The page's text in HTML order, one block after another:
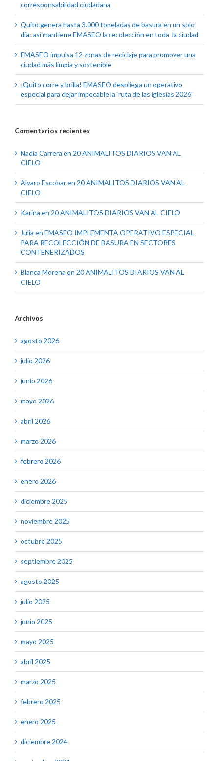
corresponsabilidad ciudadana
Quito genera hasta 3.000 toneladas de basura en un solo
día: así mantiene EMASEO la recolección en toda la ciudad
EMASEO impulsa 12 zonas de reciclaje para promover una
ciudad más limpia y sostenible
¡Quito corre y brilla! EMASEO despliega un operativo
especial para dejar impecable la ‘ruta de las iglesias 2026’
Comentarios recientes
Nadia Carrera en 20 ANIMALITOS DIARIOS VAN AL
CIELO
Alvaro Escobaren 20 ANIMALITOS DIARIOS VAN AL
CIELO
Karina en 20 ANIMALITOS DIARIOS VAN AL CIELO
Julia en EMASEO IMPLEMENTA OPERATIVO ESPECIAL
PARA RECOLECCIÓN DE BASURA EN SECTORES
CONTENERIZADOS
Blanca Morena en 20 ANIMALITOS DIARIOS VAN AL
CIELO
Archivos
agosto 2026
julio 2026
junio 2026
mayo 2026
abril 2026
marzo 2026
febrero 2026
enero 2026
diciembre 2025
noviembre 2025
octubre 2025
septiembre 2025
agosto 2025
julio 2025
junio 2025
mayo 2025
abril 2025
marzo 2025
febrero 2025
enero 2025
diciembre 2024